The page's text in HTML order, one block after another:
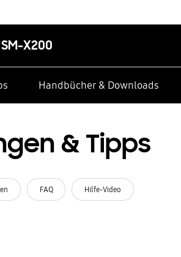
SM-X200
Handbücher & Downloads
& Tipps
FAQ Hilfe-Video